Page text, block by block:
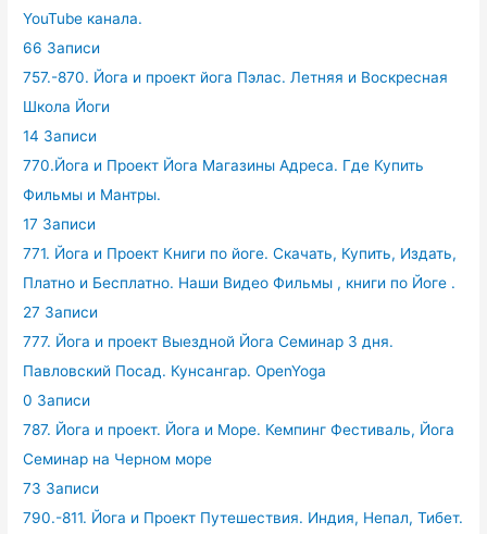
YouTube канала.
66 Записи
757.-870. Йога и проект йога Пэлас. Летняя и Воскресная
Школа Йоги
14 Записи
770.Йога и Проект Йога Магазины Адреса. Где Купить
Фильмы и Мантры.
17 Записи
771. Йога и Проект Книги по йоге. Скачать, Купить, Издать,
Платно и Бесплатно. Наши Видео Фильмы , книги по Йоге .
27 Записи
777. Йога и проект Выездной Йога Семинар 3 дня.
Павловский Посад. Кунсангар. OpenYoga
0 Записи
787. Йога и проект. Йога и Море. Кемпинг Фестиваль, Йога
Семинар на Черном море
73 Записи
790.-811. Йога и Проект Путешествия. Индия, Непал, Тибет.